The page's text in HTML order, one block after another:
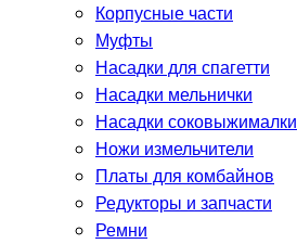
Корпусные части
Муфты
Насадки для спагетти
Насадки мельнички
Насадки соковыжималки
Ножи измельчители
Платы для комбайнов
Редукторы и запчасти
Ремни